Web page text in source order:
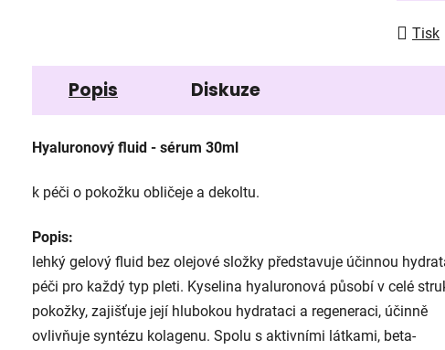
Tisk
Popis Diskuze
Hyaluronový fluid - sérum 30ml
k péči o pokožku obličeje a dekoltu.
Popis:
lehký gelový fluid bez olejové složky představuje účinnou
péči pro každý typ pleti. Kyselina hyaluronová působí v celé
pokožky, zajišťuje její hlubokou hydrataci a regeneraci, účinně
ovlivňuje syntézu kolagenu. Spolu s aktivními látkami, beta-